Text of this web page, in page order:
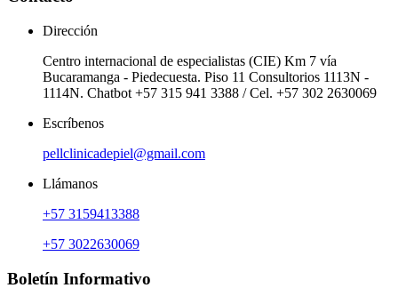
Dirección
Centro internacional de especialistas (CIE) Km 7 vía
Bucaramanga - Piedecuesta. Piso 11 Consultorios 1113N -
1114N. Chatbot +57 315 941 3388 / Cel. +57 302 2630069
Escríbenos
pellclinicadepiel@gmail.com
Llámanos
+57 3159413388
+57 3022630069
Boletín Informativo